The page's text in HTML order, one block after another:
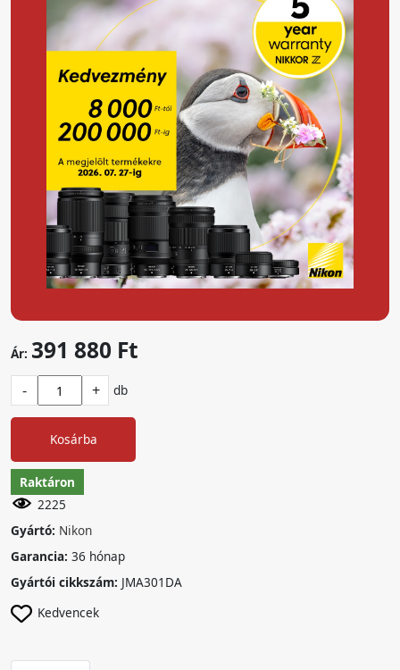
Ár: 391 880 Ft
- + db
Kosárba
Raktáron
2225
Gyártó: Nikon
Garancia: 36 hónap
Gyártói cikkszám: JMA301DA
Kedvencek